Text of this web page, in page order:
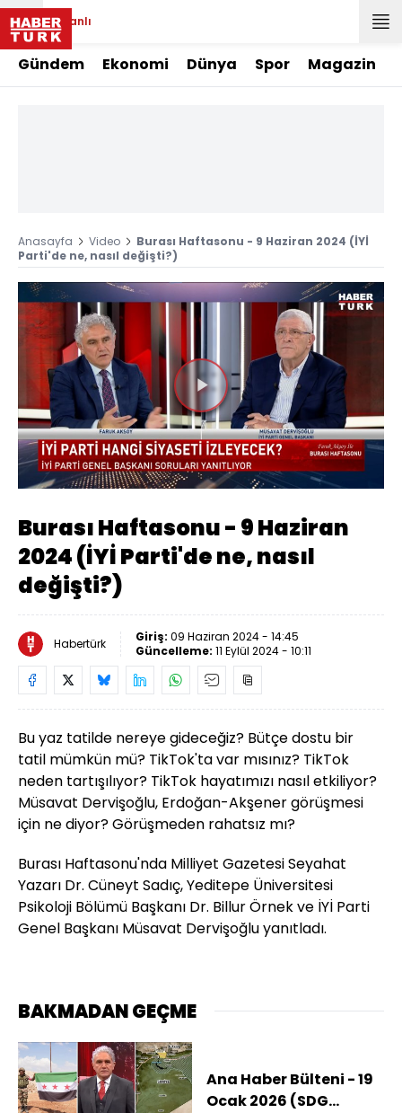
Canlı
Gündem Ekonomi Dünya Spor Magazin
Anasayfa Video
Burası Haftasonu - 9 Haziran 2024 (İYİ
Parti'de ne, nasıl değişti?)
Videoyu
Oynat
Burası Haftasonu - 9 Haziran
2024 (İYİ Parti'de ne, nasıl
değişti?)
Habertürk Giriş: 09 Haziran 2024 - 14:45
Güncelleme: 11 Eylül 2024 - 10:11
Bu yaz tatilde nereye gideceğiz? Bütçe dostu bir
tatil mümkün mü? TikTok'ta var mısınız? TikTok
neden tartışılıyor? TikTok hayatımızı nasıl etkiliyor?
Müsavat Dervişoğlu, Erdoğan-Akşener görüşmesi
için ne diyor? Görüşmeden rahatsız mı?
Burası Haftasonu'nda Milliyet Gazetesi Seyahat
Yazarı Dr. Cüneyt Sadıç, Yeditepe Üniversitesi
Psikoloji Bölümü Başkanı Dr. Billur Örnek ve İYİ Parti
Genel Başkanı Müsavat Dervişoğlu yanıtladı.
BAKMADAN GEÇME
Ana Haber Bülteni - 19
Ocak 2026 (SDG